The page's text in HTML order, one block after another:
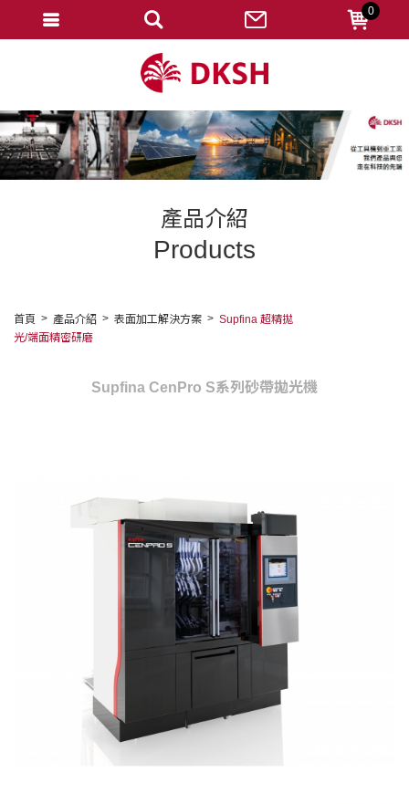
產品介紹
Products
首頁 產品介紹 表面加工解決方案
Supfina 超精拋
光/端面精密研磨
Supfina CenPro S系列砂帶拋光機
0
忘記密碼
變更密碼
修改個人資料